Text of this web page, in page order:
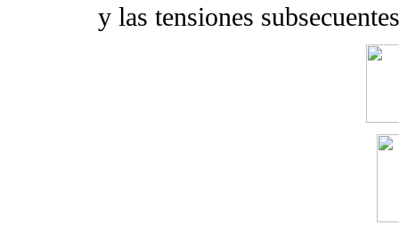
y las tensiones